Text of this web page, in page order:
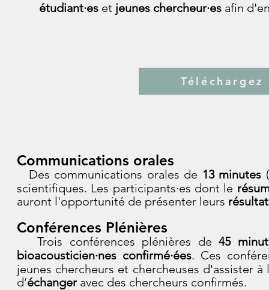
étudiant·es et jeunes chercheur·es afin
Communications orales
Des communications orales de 13minutes
scientifiques. Les participants·es dont le
auront l'opportunité de présenter leurs
Conférences Plénières
Trois conférences plénières de45
bioacousticien·nes confirmé·ées. Ces
jeunes chercheurs et chercheuses d'assister
d’échanger avec des chercheurs confirmés.